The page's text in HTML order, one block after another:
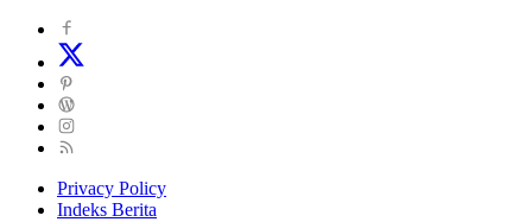
Privacy Policy
Indeks Berita